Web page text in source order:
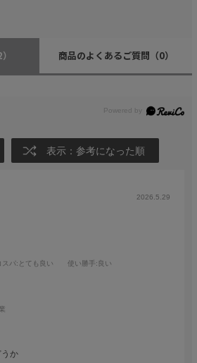
商品のよくあるご質問 （0）
表示：参考になった順
2026.5.29
スパ:とても良い 使い勝手 :良い
うか